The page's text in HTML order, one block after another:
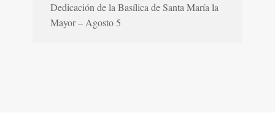
Dedicación de la Basílica de Santa María la
Mayor – Agosto 5